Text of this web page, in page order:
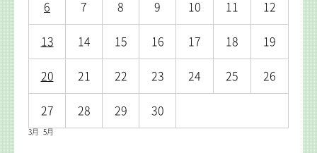
6 7 8 9 10 11 12
13 14 15 16 17 18 19
20 21 22 23 24 25 26
27 28 29 30
3月 5月